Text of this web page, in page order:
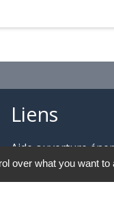
Liens
Aide ouverture
Collège Marie
Aérodrome de
over what you want to